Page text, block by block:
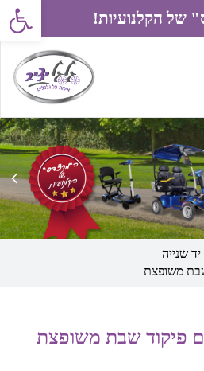
של הקלנועיות! פתח
prev
יד שנייה
שבת משופצת
פיקוד שבת משופצת